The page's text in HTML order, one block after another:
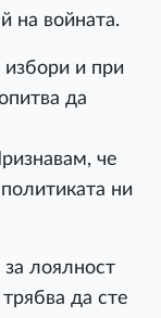
на войната.
и при
да
че
ни
лоялност
да сте